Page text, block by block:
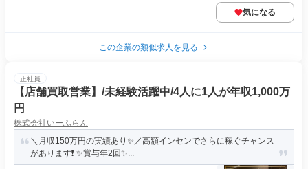
気になる
この企業の類似求人を見る
正社員
【店舗買取営業】/未経験活躍中/4人に1人が年収1,000万
円
株式会社いーふらん
＼月収150万円の実績あり✨／高額インセンでさらに稼ぐチャンス
があります❗ ✨賞与年2回✨...